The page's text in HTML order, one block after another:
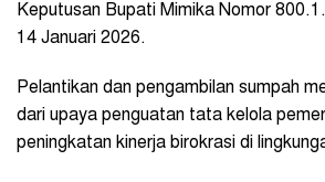
Keputusan Bupati Mimika Nomor
14 Januari 2026.
Pelantikan dan pengambilan sumpah
dari upaya penguatan tata kelola
peningkatan kinerja birokrasi di